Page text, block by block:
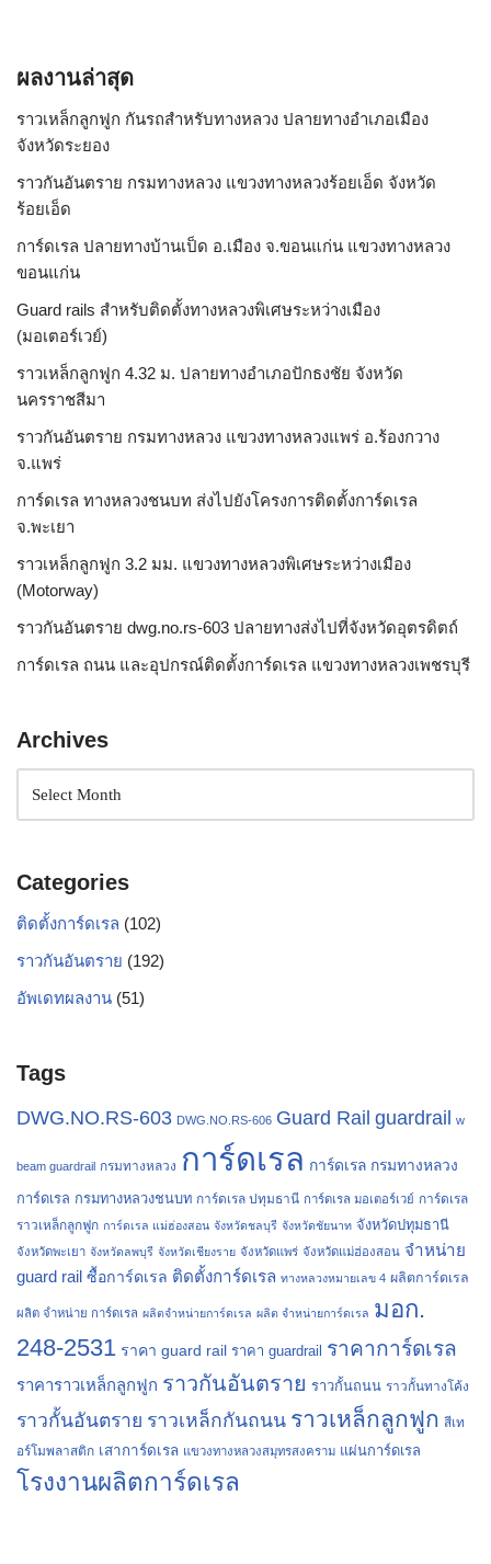
ผลงานล่าสุด
ราวเหล็กลูกฟูก กันรถสําหรับทางหลวง ปลายทางอำเภอเมือง
จังหวัดระยอง
ราวกันอันตราย กรมทางหลวง แขวงทางหลวงร้อยเอ็ด จังหวัด
ร้อยเอ็ด
การ์ดเรล ปลายทางบ้านเป็ด อ.เมือง จ.ขอนแก่น แขวงทางหลวง
ขอนแก่น
Guard rails สำหรับติดตั้งทางหลวงพิเศษระหว่างเมือง
(มอเตอร์เวย์)
ราวเหล็กลูกฟูก 4.32 ม. ปลายทางอำเภอปักธงชัย จังหวัด
นครราชสีมา
ราวกันอันตราย กรมทางหลวง แขวงทางหลวงแพร่ อ.ร้องกวาง
จ.แพร่
การ์ดเรล ทางหลวงชนบท ส่งไปยังโครงการติดตั้งการ์ดเรล
จ.พะเยา
ราวเหล็กลูกฟูก 3.2 มม. แขวงทางหลวงพิเศษระหว่างเมือง
(Motorway)
ราวกันอันตราย dwg.no.rs-603 ปลายทางส่งไปที่จังหวัดอุตรดิตถ์
การ์ดเรล ถนน และอุปกรณ์ติดตั้งการ์ดเรล แขวงทางหลวงเพชรบุรี
Archives
Categories
ติดตั้งการ์ดเรล (102)
ราวกันอันตราย (192)
อัพเดทผลงาน (51)
Tags
DWG.NO.RS-603 DWG.NO.RS-606 Guard Rail guardrail w
beam guardrail กรมทางหลวง การ์ดเรล การ์ดเรล กรมทางหลวง
การ์ดเรล กรมทางหลวงชนบท การ์ดเรล ปทุมธานี การ์ดเรล มอเตอร์เวย์ การ์ดเรล
ราวเหล็กลูกฟูก การ์ดเรล แม่ฮ่องสอน จังหวัดชลบุรี จังหวัดชัยนาท จังหวัดปทุมธานี
จังหวัดพะเยา จังหวัดลพบุรี จังหวัดเชียงราย จังหวัดแพร่ จังหวัดแม่ฮ่องสอน จำหน่าย
guard rail ซื้อการ์ดเรล ติดตั้งการ์ดเรล ทางหลวงหมายเลข 4 ผลิตการ์ดเรล
ผลิต จำหน่าย การ์ดเรล ผลิตจำหน่ายการ์ดเรล ผลิต จำหน่ายการ์ดเรล มอก.
248-2531 ราคา guard rail ราคา guardrail ราคาการ์ดเรล
ราคาราวเหล็กลูกฟูก ราวกันอันตราย ราวกั้นถนน ราวกั้นทางโค้ง
ราวกั้นอันตราย ราวเหล็กกันถนน ราวเหล็กลูกฟูก สีเท
อร์โมพลาสติก เสาการ์ดเรล แขวงทางหลวงสมุทรสงคราม แผ่นการ์ดเรล
โรงงานผลิตการ์ดเรล